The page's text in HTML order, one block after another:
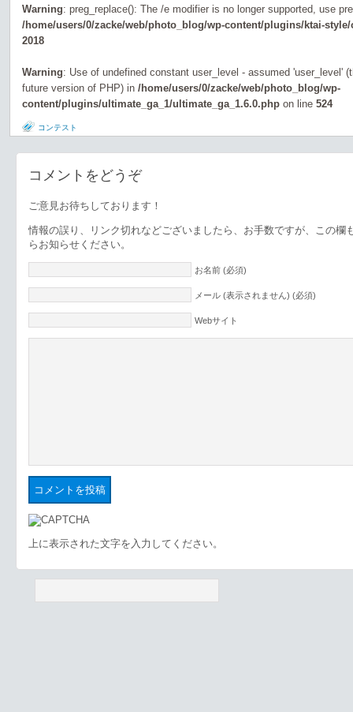
Warning: preg_replace(): The /e modifier is no longer supported, use
/home/users/0/zacke/web/photo_blog/wp-content/plugins/ktai-
2018
Warning: Use of undefined constant user_level - assumed 'user_level'
future version of PHP) in /home/users/0/zacke/web/photo_blog/wp-
content/plugins/ultimate_ga_1/ultimate_ga_1.6.0.php on line 524
コンテスト
コメントをどうぞ
ご意見お待ちしております！
情報の誤り、リンク切れなどございましたら、お手数ですが、この欄
らお知らせください。
お名前 (必須)
メール (表示されません) (必須)
Webサイト
上に表示された文字を入力してください。